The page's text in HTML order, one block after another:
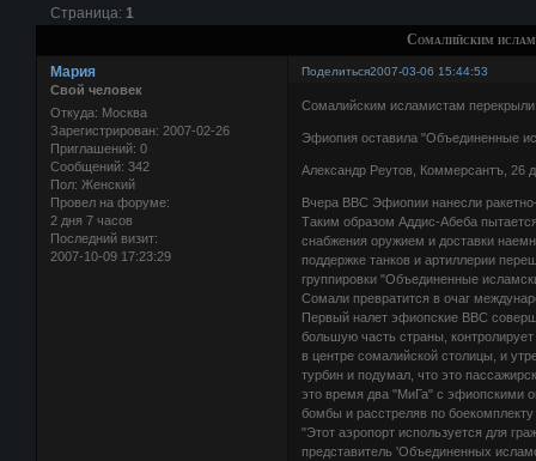
Сомалийским
Страница: 1
Поделиться2007-03-06 15:44:53
Мария
Свой человек
Откуда: Москва
Зарегистрирован: 2007-02-26
Приглашений: 0
Сообщений: 342
Пол: Женский
Провел на форуме:
2 дня 7 часов
Последний визит:
2007-10-09 17:23:29
Сомалийским исламистам перекрыли
Эфиопия оставила "Объединенные
Александр Реутов, Коммерсантъ, 26
Вчера ВВС Эфиопии нанесли
Таким образом Аддис-Абеба
снабжения оружием и доставки
поддержке танков и артиллерии
группировки "Объединенные
Сомали превратится в очаг
Первый налет эфиопские ВВС
большую часть страны,
в центре сомалийской столицы, и
турбин и подумал, что это
это время два "МиГа" с эфиопскими
бомбы и расстреляв по
"Этот аэропорт используется для
представитель 'Объединенных